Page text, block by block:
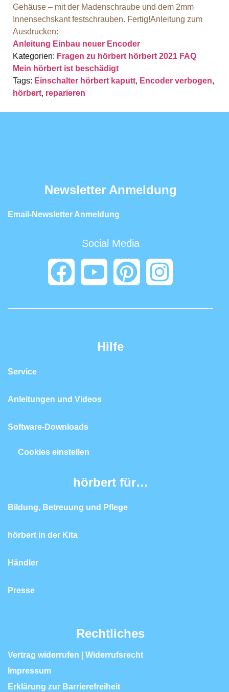
Gehäuse – mit der Madenschraube und dem 2mm
Innensechskant festschrauben. Fertig!Anleitung zum
Ausdrucken:
Anleitung Einbau neuer Encoder
Kategorien: Fragen zu hörbert hörbert 2021 FAQ
Mein hörbert ist beschädigt
Tags: Einschalter hörbert kaputt, Encoder verbogen,
hörbert, reparieren
Newsletter Anmeldung
Email-Newsletter Anmeldung
Social Media
Hilfe
Service
Anleitungen und Videos
Software-Downloads
Cookies einstellen
hörbert für…
Bildung, Betreuung und Pflege
hörbert in der Kita
Händler
Presse
Rechtliches
Vertrag widerrufen | Widerrufsrecht
Impressum
Erklärung zur Barrierefreiheit